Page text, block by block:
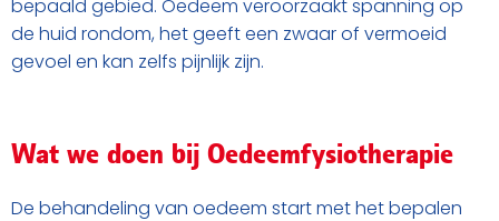
bepaald gebied. Oedeem veroorzaakt spanning op
de huid rondom, het geeft een zwaar of vermoeid
gevoel en kan zelfs pijnlijk zijn.
Wat we doen bij Oedeemfysiotherapie
De behandeling van oedeem start met het bepalen